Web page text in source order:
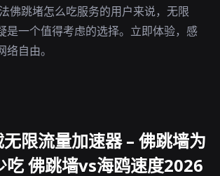
佛跳堵怎么吃服务的用户来说，无限
是一个值得考虑的选择。立即体验，感
自由。
限流量加速器 – 佛跳墙为
吃 佛跳墙vs海鸥速度2026